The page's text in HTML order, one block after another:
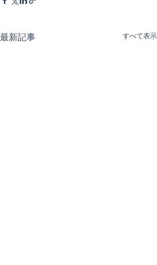
最新記事 すべて表示